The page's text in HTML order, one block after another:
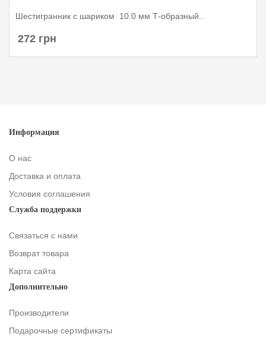
Шестигранник с шариком 10.0 мм Т-образный..
272 грн
Информация
О нас
Доставка и оплата
Условия соглашения
Служба поддержки
Связаться с нами
Возврат товара
Карта сайта
Дополнительно
Производители
Подарочные сертификаты